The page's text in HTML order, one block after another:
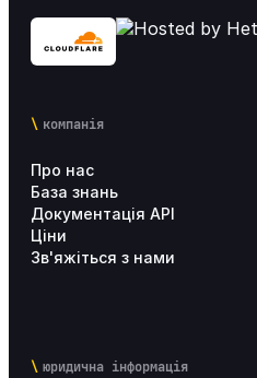
компанія
Про нас
База знань
Документація API
Ціни
Зв'яжіться з нами
юридична інформація